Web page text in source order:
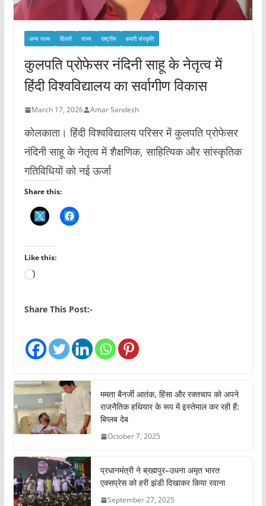
अन्य राज्य दिल्ली राज्य राष्ट्रीय हमारी संस्कृति
कुलपति प्रोफेसर नंदिनी साहू के नेतृत्व में
हिंदी विश्वविद्यालय का सर्वागीण विकास
March 17, 2026 Amar Sandesh
कोलकाता। हिंदी विश्वविद्यालय परिसर में कुलपति प्रोफेसर
नंदिनी साहू के नेतृत्व में शैक्षणिक, साहित्यिक और सांस्कृतिक
गतिविधियों को नई ऊर्जा
Share this:
Like this:
L
a
n
…
Share This Post:-
ममता बैनर्जी आतंक, हिंसा और रक्तचाप को अपने
राजनैतिक हथियार के रूप में इस्तेमाल कर रही हैं:
बिप्लब देब
October 7, 2025
प्रधानमंत्री ने ब्रह्मपुर–उधना अमृत भारत
एक्सप्रेस को हरी झंडी दिखाकर किया रवाना
September 27, 2025